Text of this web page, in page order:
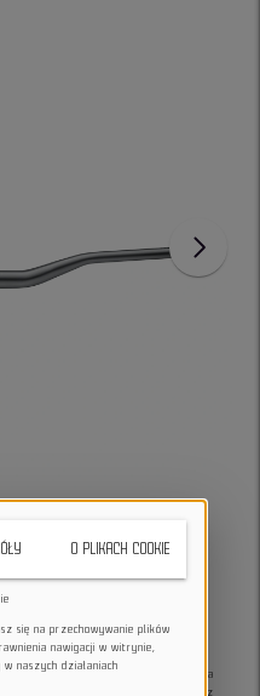
grey, certyfikowana przez EFBE
dla
aluminium lotniczego 7050 T74 z
O PLIKACH COOKIE
się na przechowywanie plików
nawigacji w witrynie,
naszych działaniach